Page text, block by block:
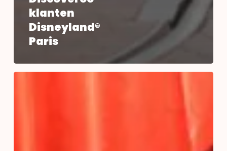
klanten
Disneyland®
Paris
Ontdek